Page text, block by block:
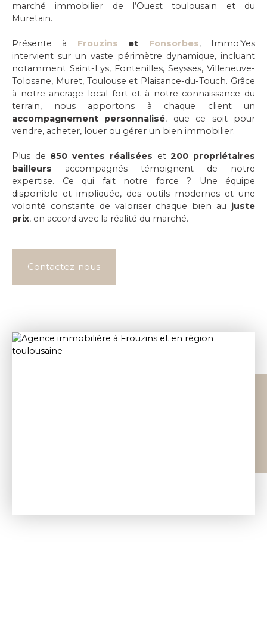
marché immobilier de l’Ouest toulousain et du
Muretain.
Présente à Frouzins et Fonsorbes, Immo’Yes
intervient sur un vaste périmètre dynamique, incluant
notamment Saint-Lys, Fontenilles, Seysses, Villeneuve-
Tolosane, Muret, Toulouse et Plaisance-du-Touch. Grâce
à notre ancrage local fort et à notre connaissance du
terrain, nous apportons à chaque client un
accompagnement personnalisé, que ce soit pour
vendre, acheter, louer ou gérer un bien immobilier.
Plus de 850 ventes réalisées et200 propriétaires
bailleurs accompagnés témoignent de notre
expertise. Ce qui fait notre force ? Une équipe
disponible et impliquée, des outils modernes et une
volonté constante de valoriser chaque bien au juste
prix, en accord avec la réalité du marché.
Contactez-nous